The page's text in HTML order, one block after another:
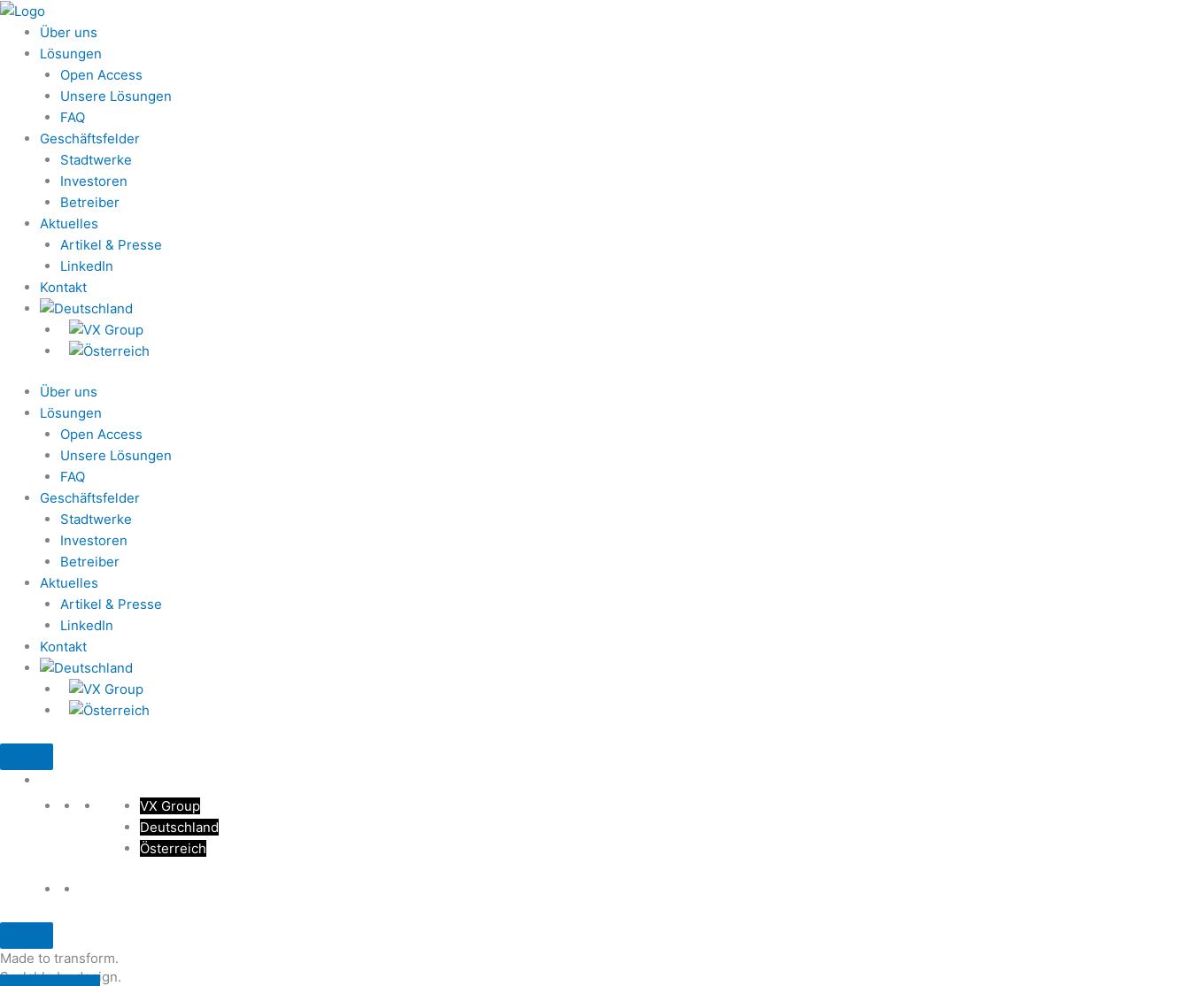
Zum
Inhalt
springen
Über uns
Lösungen
Open Access
Unsere Lösungen
FAQ
Geschäftsfelder
Stadtwerke
Investoren
Betreiber
Aktuelles
Artikel & Presse
LinkedIn
Kontakt
Über uns
Lösungen
Open Access
Unsere Lösungen
FAQ
Geschäftsfelder
Stadtwerke
Investoren
Betreiber
Aktuelles
Artikel & Presse
LinkedIn
Kontakt
VX Group
Deutschland
Österreich
Made to transform.
Scalable by design.